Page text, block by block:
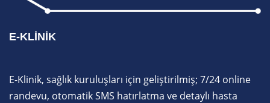
E-KLINIK
E-Klinik, sağlık kuruluşları için geliştirilmiş; 7/24 online
randevu, otomatik SMS hatırlatma ve detaylı hasta